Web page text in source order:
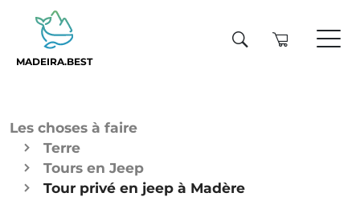
MADEIRA.BEST
Les choses à faire
Terre
Tours en Jeep
Tour privé en jeep à Madère